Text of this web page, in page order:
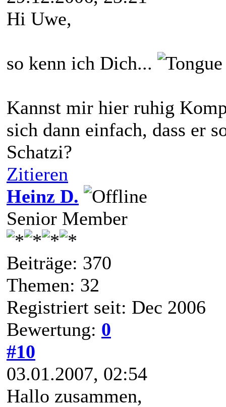
Hi Uwe,
so kenn ich Dich...
Kannst mir hier ruhig
sich dann einfach, dass er
Schatzi?
Zitieren
Heinz D.
Senior Member
Beiträge: 370
Themen: 32
Registriert seit: Dec 2006
Bewertung: 0
#10
03.01.2007, 02:54
Hallo zusammen,